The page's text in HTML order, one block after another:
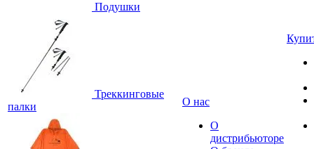
Подушки
Треккинговые
палки
О нас
О
дистрибьюторе